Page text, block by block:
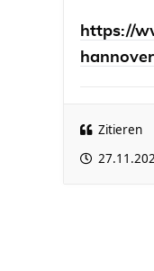
https://
Zitieren